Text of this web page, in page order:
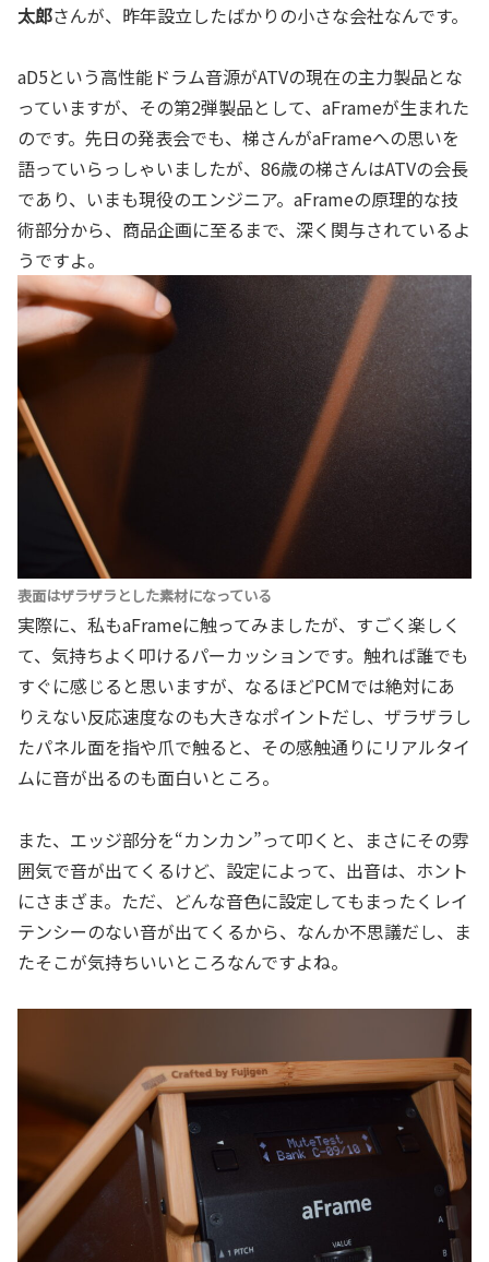
太郎さんが、昨年設立したばかりの小さな会社なんです。
aD5という高性能ドラム音源がATVの現在の主力製品とな
っていますが、その第2弾製品として、aFrameが生まれた
のです。先日の発表会でも、梯さんがaFrameへの思いを
語っていらっしゃいましたが、86歳の梯さんはATVの会長
であり、いまも現役のエンジニア。aFrameの原理的な技
術部分から、商品企画に至るまで、深く関与されているよ
うですよ。
表面はザラザラとした素材になっている
実際に、私もaFrameに触ってみましたが、すごく楽しく
て、気持ちよく叩けるパーカッションです。触れば誰でも
すぐに感じると思いますが、なるほどPCMでは絶対にあ
りえない反応速度なのも大きなポイントだし、ザラザラし
たパネル面を指や爪で触ると、その感触通りにリアルタイ
ムに音が出るのも面白いところ。
また、エッジ部分を“カンカン”って叩くと、まさにその雰
囲気で音が出てくるけど、設定によって、出音は、ホント
にさまざま。ただ、どんな音色に設定してもまったくレイ
テンシーのない音が出てくるから、なんか不思議だし、ま
たそこが気持ちいいところなんですよね。